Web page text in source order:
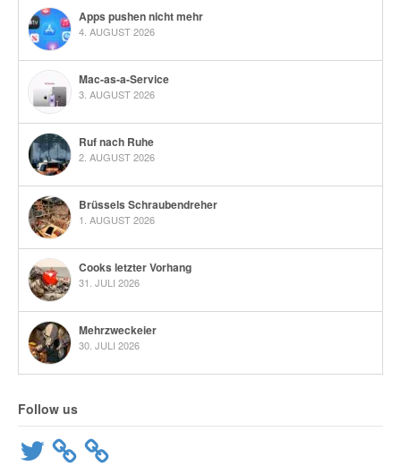
Apps pushen nicht mehr
4. AUGUST 2026
Mac-as-a-Service
3. AUGUST 2026
Ruf nach Ruhe
2. AUGUST 2026
Brüssels Schraubendreher
1. AUGUST 2026
Cooks letzter Vorhang
31. JULI 2026
Mehrzweckeier
30. JULI 2026
Follow us
Twitter